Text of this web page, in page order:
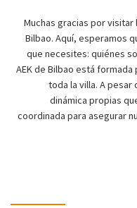
Muchas gracias por
Bilbao. Aquí, esperamos
que necesites: quiénes
AEK de Bilbao está
toda la villa. A pesar
dinámica propias
coordinada para asegurar